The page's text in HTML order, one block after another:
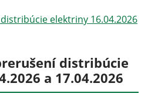
elektriny 16.04.2026
distribúcie
a 17.04.2026